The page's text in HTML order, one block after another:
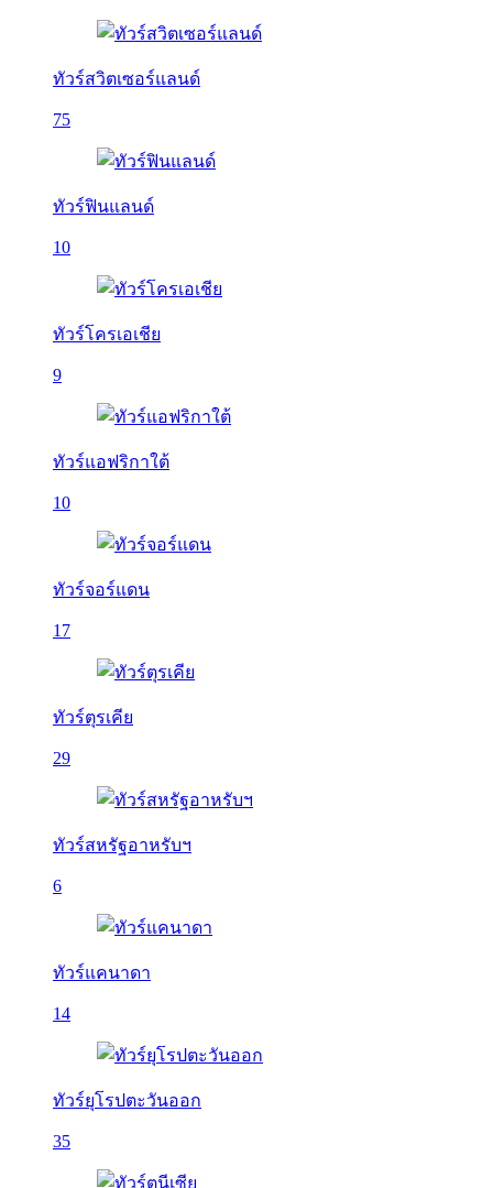
ทัวร์สวิตเซอร์แลนด์
75
ทัวร์ฟินแลนด์
10
ทัวร์โครเอเชีย
9
ทัวร์แอฟริกาใต้
10
ทัวร์จอร์แดน
17
ทัวร์ตุรเคีย
29
ทัวร์สหรัฐอาหรับฯ
6
ทัวร์แคนาดา
14
ทัวร์ยุโรปตะวันออก
35